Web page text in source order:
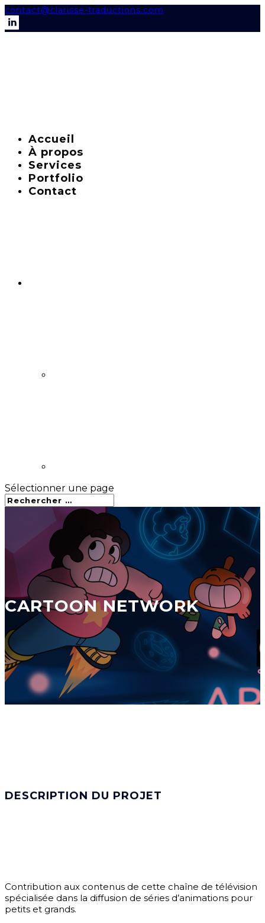
contact@clarisse-traductions.com
Accueil
À propos
Services
Portfolio
Contact
Sélectionner une page
CARTOON NETWORK
DESCRIPTION DU PROJET
Contribution aux contenus de cette chaîne de télévision
spécialisée dans la diffusion de séries d’animations pour
petits et grands.